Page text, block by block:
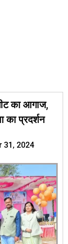
का आगाज,
का प्रदर्शन
31, 2024